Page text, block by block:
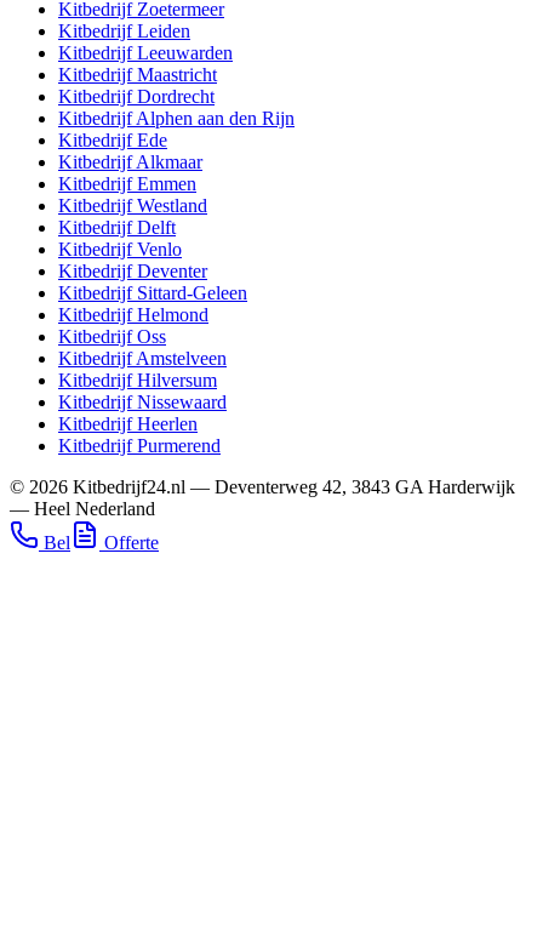
Kitbedrijf Zoetermeer
KitbedrijfLeiden
KitbedrijfLeeuwarden
KitbedrijfMaastricht
KitbedrijfDordrecht
KitbedrijfAlphen aan den Rijn
KitbedrijfEde
KitbedrijfAlkmaar
KitbedrijfEmmen
KitbedrijfWestland
KitbedrijfDelft
KitbedrijfVenlo
KitbedrijfDeventer
Kitbedrijf Sittard-Geleen
KitbedrijfHelmond
KitbedrijfOss
KitbedrijfAmstelveen
KitbedrijfHilversum
KitbedrijfNissewaard
KitbedrijfHeerlen
KitbedrijfPurmerend
© 2026 Kitbedrijf24.nl — Deventerweg 42, 3843 GA Harderwijk
— Heel Nederland
Bel
Offerte